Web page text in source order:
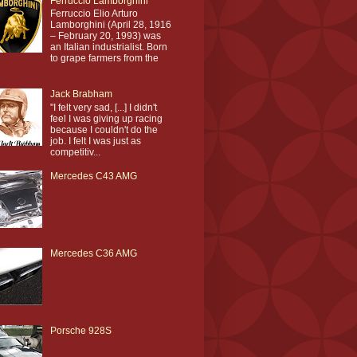
Ferruccio Elio Arturo
Lamborghini (April 28, 1916
– February 20, 1993) was
an Italian industrialist. Born
to grape farmers from the
Jack Brabham
"I felt very sad, [...] I didn't
feel I was giving up racing
because I couldn't do the
job. I felt I was just as
competitiv...
Mercedes C43 AMG
Mercedes C36 AMG
Porsche 928S